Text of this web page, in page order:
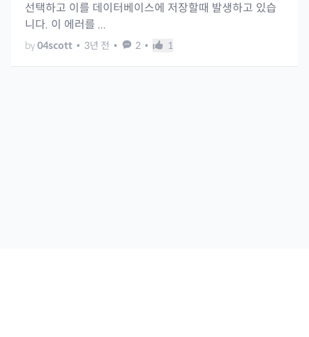
선택하고 이를 데이터베이스에 저장할때 발생하고 있습
니다. 이 에러를 ...
by04scott • 3년 전 • 2 • 1